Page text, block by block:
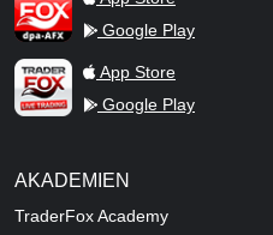
Google Play
TraderFox Live Trading
App Store
Google Play
AKADEMIEN
TraderFox Academy